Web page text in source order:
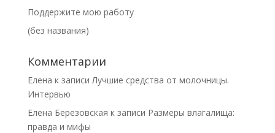
Поддержите мою работу
(без названия)
Комментарии
Елена к записиЛучшие средства от молочницы.
Интервью
Елена Березовская к записи Размеры влагалища:
правда и мифы